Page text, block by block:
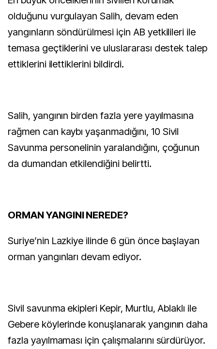
olduğunu vurgulayan Salih, devam eden
yangınların söndürülmesi için AB yetkilileri ile
temasa geçtiklerini ve uluslararası destek talep
ettiklerini ilettiklerini bildirdi.
Salih, yangının birden fazla yere yayılmasına
rağmen can kaybı yaşanmadığını, 10 Sivil
Savunma personelinin yaralandığını, çoğunun
da dumandan etkilendiğini belirtti.
ORMAN YANGINI NEREDE?
Suriye’nin Lazkiye ilinde 6 gün önce başlayan
orman yangınları devam ediyor.
Sivil savunma ekipleri Kepir, Murtlu, Ablaklı ile
Gebere köylerinde konuşlanarak yangının daha
fazla yayılmaması için çalışmalarını sürdürüyor.